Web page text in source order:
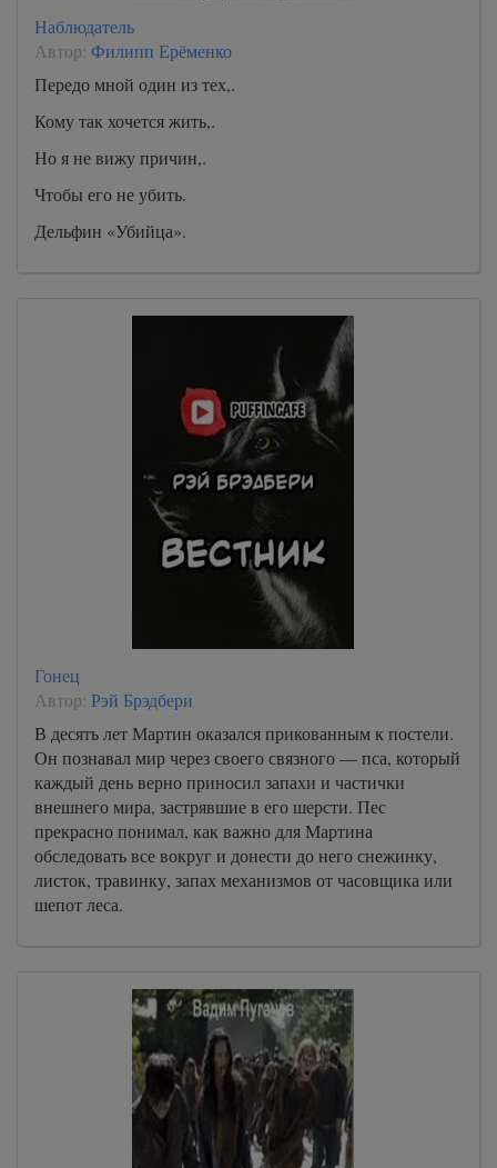
Наблюдатель
Автор: Филипп Ерёменко
Передо мной один из тех,.
Кому так хочется жить,.
Но я не вижу причин,.
Чтобы его не убить.
Дельфин «Убийца».
Гонец
Автор: Рэй Брэдбери
В десять лет Мартин оказался прикованным к постели.
Он познавал мир через своего связного — пса, который
каждый день верно приносил запахи и частички
внешнего мира, застрявшие в его шерсти. Пес
прекрасно понимал, как важно для Мартина
обследовать все вокруг и донести до него снежинку,
листок, травинку, запах механизмов от часовщика или
шепот леса.